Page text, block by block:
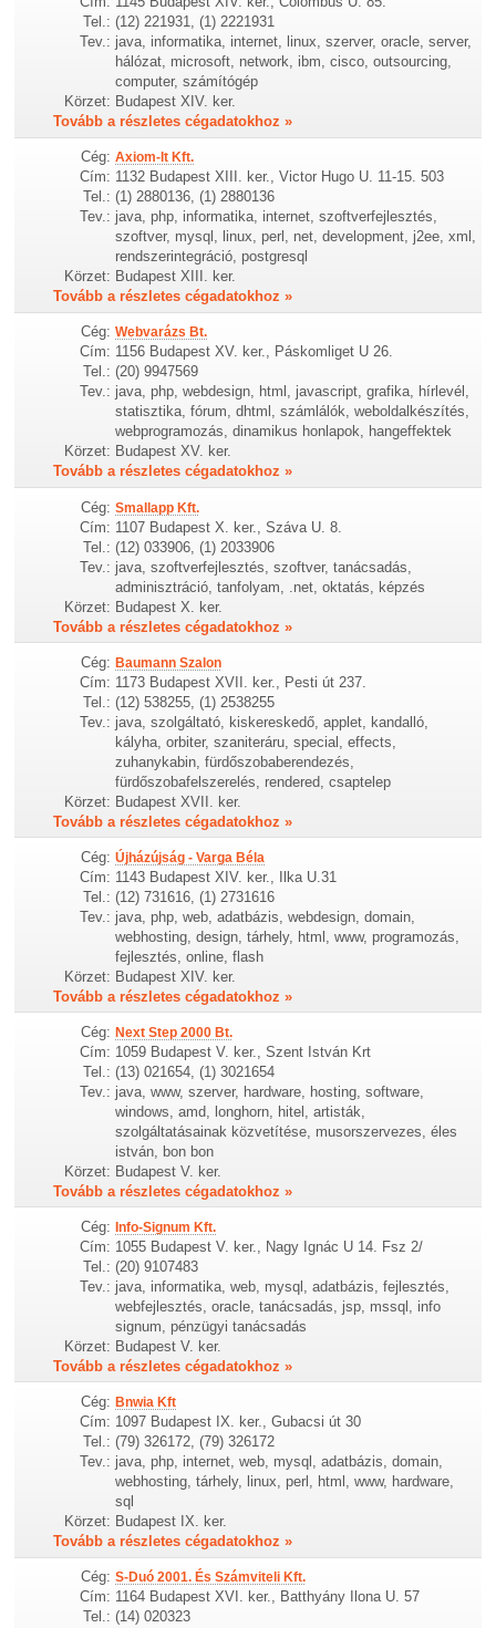
Tel.: (12) 221931, (1) 2221931
Tev.: java, informatika, internet, linux, szerver, oracle, server,
hálózat, microsoft, network, ibm, cisco, outsourcing,
computer, számítógép
Körzet: Budapest XIV. ker.
Tovább a részletes cégadatokhoz »
Cég: Axiom-It Kft.
Cím: 1132 Budapest XIII. ker., Victor Hugo U. 11-15. 503
Tel.: (1) 2880136, (1) 2880136
Tev.: java, php, informatika, internet, szoftverfejlesztés,
szoftver, mysql, linux, perl, net, development, j2ee, xml,
rendszerintegráció, postgresql
Körzet: Budapest XIII. ker.
Tovább a részletes cégadatokhoz »
Cég: Webvarázs Bt.
Cím: 1156 Budapest XV. ker., Páskomliget U 26.
Tel.: (20) 9947569
Tev.: java, php, webdesign, html, javascript, grafika, hírlevél,
statisztika, fórum, dhtml, számlálók, weboldalkészítés,
webprogramozás, dinamikus honlapok, hangeffektek
Körzet: Budapest XV. ker.
Tovább a részletes cégadatokhoz »
Cég: Smallapp Kft.
Cím: 1107 Budapest X. ker., Száva U. 8.
Tel.: (12) 033906, (1) 2033906
Tev.: java, szoftverfejlesztés, szoftver, tanácsadás,
adminisztráció, tanfolyam, .net, oktatás, képzés
Körzet: Budapest X. ker.
Tovább a részletes cégadatokhoz »
Cég: Baumann Szalon
Cím: 1173 Budapest XVII. ker., Pesti út 237.
Tel.: (12) 538255, (1) 2538255
Tev.: java, szolgáltató, kiskereskedő, applet, kandalló,
kályha, orbiter, szaniteráru, special, effects,
zuhanykabin, fürdőszobaberendezés,
fürdőszobafelszerelés, rendered, csaptelep
Körzet: Budapest XVII. ker.
Tovább a részletes cégadatokhoz »
Cég: Újházújság - Varga Béla
Cím: 1143 Budapest XIV. ker., Ilka U.31
Tel.: (12) 731616, (1) 2731616
Tev.: java, php, web, adatbázis, webdesign, domain,
webhosting, design, tárhely, html, www, programozás,
fejlesztés, online, flash
Körzet: Budapest XIV. ker.
Tovább a részletes cégadatokhoz »
Cég: Next Step 2000 Bt.
Cím: 1059 Budapest V. ker., Szent István Krt
Tel.: (13) 021654, (1) 3021654
Tev.: java, www, szerver, hardware, hosting, software,
windows, amd, longhorn, hitel, artisták,
szolgáltatásainak közvetítése, musorszervezes, éles
istván, bon bon
Körzet: Budapest V. ker.
Tovább a részletes cégadatokhoz »
Cég: Info-Signum Kft.
Cím: 1055 Budapest V. ker., Nagy Ignác U 14. Fsz 2/
Tel.: (20) 9107483
Tev.: java, informatika, web, mysql, adatbázis, fejlesztés,
webfejlesztés, oracle, tanácsadás, jsp, mssql, info
signum, pénzügyi tanácsadás
Körzet: Budapest V. ker.
Tovább a részletes cégadatokhoz »
Cég: Bnwia Kft
Cím: 1097 Budapest IX. ker., Gubacsi út 30
Tel.: (79) 326172, (79) 326172
Tev.: java, php, internet, web, mysql, adatbázis, domain,
webhosting, tárhely, linux, perl, html, www, hardware,
sql
Körzet: Budapest IX. ker.
Tovább a részletes cégadatokhoz »
Cég: S-Duó 2001. És Számviteli Kft.
Cím: 1164 Budapest XVI. ker., Batthyány Ilona U. 57
Tel.: (14) 020323